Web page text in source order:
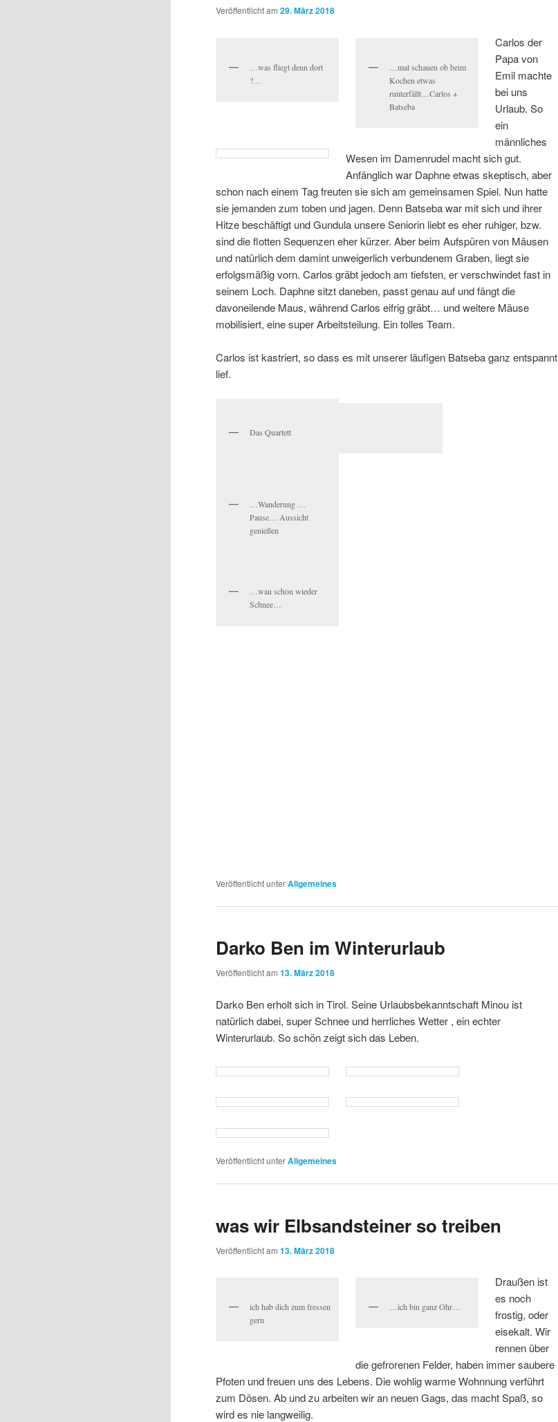
Veröffentlicht am 29. März 2018
…was fliegt denn dort
?…
…mal schauen ob beim
Kochen etwas
runterfällt…Carlos +
Batseba
Carlos der
Papa von
Emil machte
bei uns
Urlaub. So
ein
männliches
Wesen im Damenrudel macht sich gut.
Anfänglich war Daphne etwas skeptisch, aber
schon nach einem Tag freuten sie sich am gemeinsamen Spiel. Nun hatte
sie jemanden zum toben und jagen. Denn Batseba war mit sich und ihrer
Hitze beschäftigt und Gundula unsere Seniorin liebt es eher ruhiger, bzw.
sind die flotten Sequenzen eher kürzer. Aber beim Aufspüren von Mäusen
und natürlich dem damint unweigerlich verbundenem Graben, liegt sie
erfolgsmäßig vorn. Carlos gräbt jedoch am tiefsten, er verschwindet fast in
seinem Loch. Daphne sitzt daneben, passt genau auf und fängt die
davoneilende Maus, während Carlos eifrig gräbt… und weitere Mäuse
mobilisiert, eine super Arbeitsteilung. Ein tolles Team.
Carlos ist kastriert, so dass es mit unserer läufigen Batseba ganz entspannt
lief.
Das Quartett
…Wanderung …
Pause… Aussicht
genießen
…wau schon wieder
Schnee…
Veröffentlicht unter Allgemeines
Darko Ben im Winterurlaub
Veröffentlicht am 13. März 2018
Darko Ben erholt sich in Tirol. Seine Urlaubsbekanntschaft Minou ist
natürlich dabei, super Schnee und herrliches Wetter , ein echter
Winterurlaub. So schön zeigt sich das Leben.
Veröffentlicht unter Allgemeines
was wir Elbsandsteiner so treiben
Veröffentlicht am 13. März 2018
ich hab dich zum fressen
gern
…ich bin ganz Ohr…
Draußen ist
es noch
frostig, oder
eisekalt. Wir
rennen über
die gefrorenen Felder, haben immer saubere
Pfoten und freuen uns des Lebens. Die wohlig warme Wohnnung verführt
zum Dösen. Ab und zu arbeiten wir an neuen Gags, das macht Spaß, so
wird es nie langweilig.